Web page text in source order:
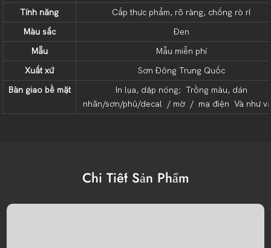
Tính năng
Cấp thực phẩm, rõ ràng, chống rò rỉ
Màu sắc
Đen
Mẫu
Mẫu miễn phí
Xuất xứ
Sơn Đông Trung Quốc
Bàn giao bề mặt
In lụa, dập nóng; Trồng màu, dán
nhãn/sơn/phủ/decal / mờ / mạ điện Và như
Chi Tiết Sản Phẩm